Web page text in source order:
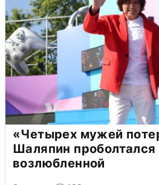
«Четырех мужей
Шаляпин проболтался
возлюбленной